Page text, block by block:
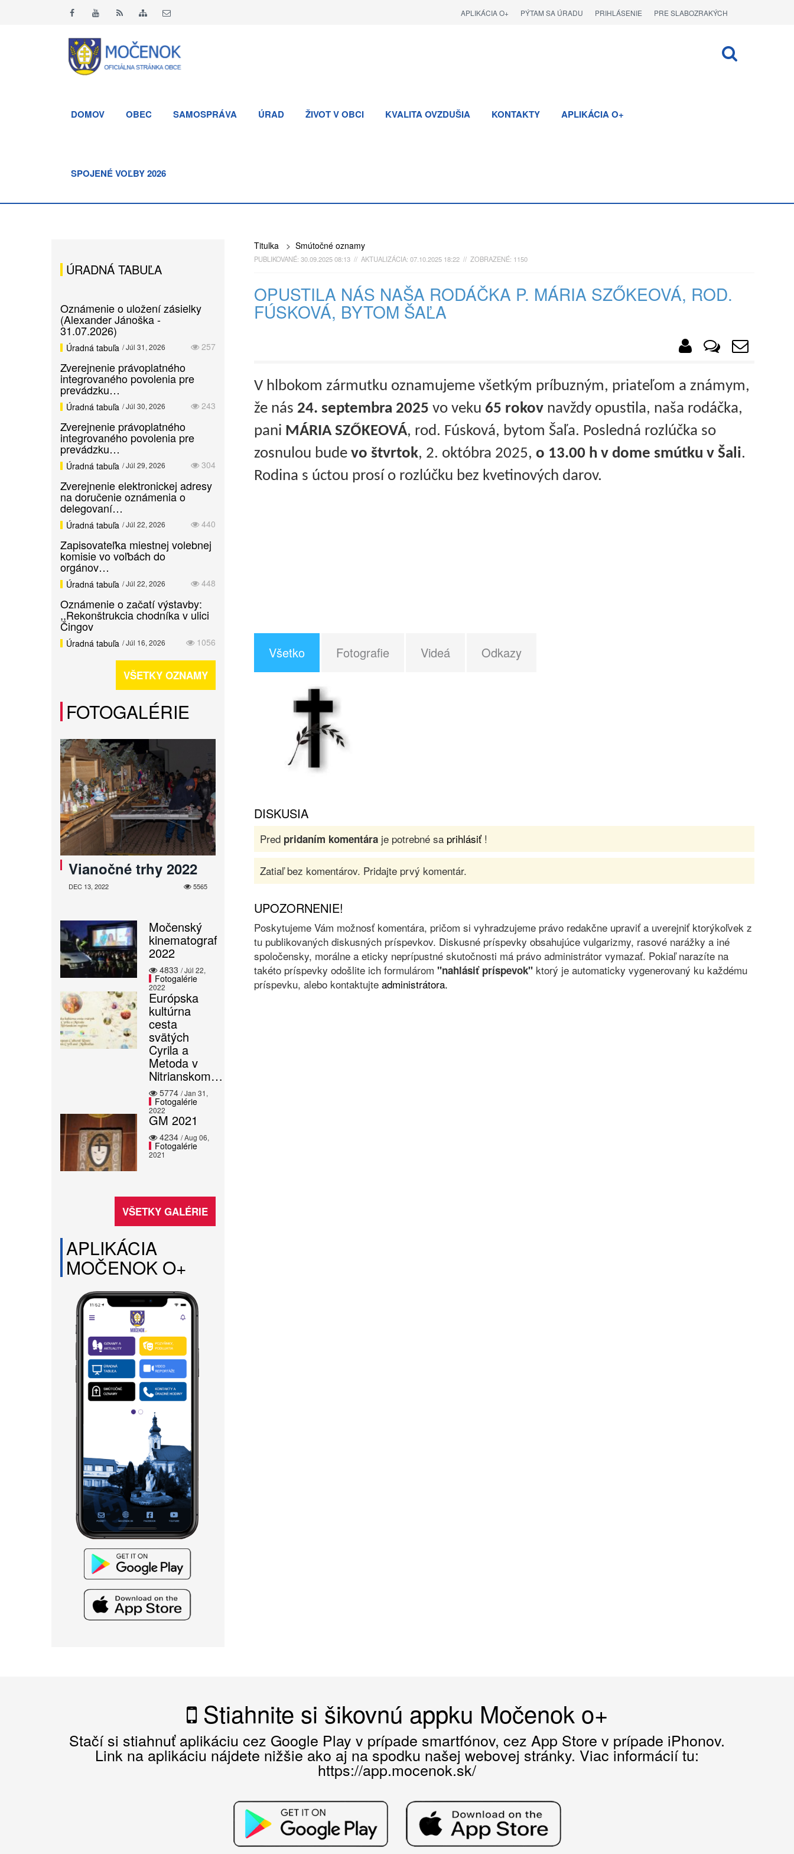
PRE SLABOZRAKÝCH
PRIHLÁSENIE
PÝTAM SA ÚRADU
APLIKÁCIA O+
DOMOV OBEC SAMOSPRÁVA ÚRAD ŽIVOT V OBCI KVALITA OVZDUŠIA KONTAKTY APLIKÁCIA O+
SPOJENÉ VOĽBY 2026
Titulka> Smútočné oznamy
PUBLIKOVANÉ: 30.09.2025 08:13 // AKTUALIZÁCIA: 07.10.2025 18:22 // ZOBRAZENÉ: 1150
OPUSTILA NÁS NAŠA RODÁČKA P. MÁRIA SZŐKEOVÁ, ROD.
FÚSKOVÁ, BYTOM ŠAĽA
V hlbokom zármutku oznamujeme všetkým príbuzným, priateľom a známym,
že nás 24. septembra 2025 vo veku 65 rokovnavždy opustila, naša rodáčka,
pani MÁRIA SZŐKEOVÁ, rod. Fúsková, bytom Šaľa. Posledná rozlúčka so
zosnulou bude vo štvrtok, 2. októbra 2025, o 13.00 h v dome smútku v Šali.
Rodina s úctou prosí o rozlúčku bez kvetinových darov.
Všetko Fotografie Videá Odkazy
DISKUSIA
Pred pridaním komentáraje potrebné sa prihlásiť!
Zatiaľ bez komentárov. Pridajte prvý komentár.
UPOZORNENIE!
Poskytujeme Vám možnosť komentára, pričom si vyhradzujeme právo redakčne upraviť a uverejniť ktorýkoľvek z
tu publikovaných diskusných príspevkov. Diskusné príspevky obsahujúce vulgarizmy, rasové narážky a iné
spoločensky, morálne a eticky neprípustné skutočnosti má právo administrátor vymazať. Pokiaľ narazíte na
takéto príspevky odošlite ich formulárom "nahlásiť príspevok"ktorý je automaticky vygenerovaný ku každému
príspevku, alebo kontaktujte administrátora.
ÚRADNÁ TABUĽA
Oznámenie o uložení zásielky
(Alexander Jánoška -
31.07.2026)
257
Úradná tabuľa / Júl 31, 2026
Zverejnenie právoplatného
integrovaného povolenia pre
prevádzku…
243
Úradná tabuľa / Júl 30, 2026
Zverejnenie právoplatného
integrovaného povolenia pre
prevádzku…
304
Úradná tabuľa / Júl 29, 2026
Zverejnenie elektronickej adresy
na doručenie oznámenia o
delegovaní…
440
Úradná tabuľa / Júl 22, 2026
Zapisovateľka miestnej volebnej
komisie vo voľbách do
orgánov…
448
Úradná tabuľa / Júl 22, 2026
Oznámenie o začatí výstavby:
,,Rekonštrukcia chodníka v ulici
Čingov
1056
Úradná tabuľa / Júl 16, 2026
VŠETKY OZNAMY
FOTOGALÉRIE
Vianočné trhy 2022
5565
DEC 13, 2022
Močenský
kinematograf
2022
4833
Fotogalérie
/ Júl 22,
2022
Európska
kultúrna
cesta
svätých
Cyrila a
Metoda v
Nitrianskom…
5774
Fotogalérie
/ Jan 31,
2022
GM 2021
4234
Fotogalérie
/ Aug 06,
2021
VŠETKY GALÉRIE
APLIKÁCIA
MOČENOK O+
Stiahnite si šikovnú appku Močenok o+
Stačí si stiahnuť aplikáciu cez Google Play v prípade smartfónov, cez App Store v prípade iPhonov.
Link na aplikáciu nájdete nižšie ako aj na spodku našej webovej stránky. Viac informácií tu:
https://app.mocenok.sk/